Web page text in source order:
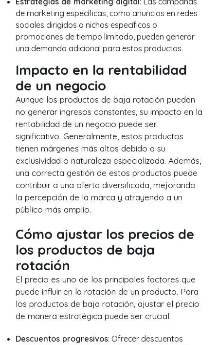
de marketing específicas, como anuncios en redes
sociales dirigidos a nichos específicos o
promociones de tiempo limitado, pueden generar
una demanda adicional para estos productos.
Impacto en la rentabilidad
de un negocio
Aunque los productos de baja rotación pueden
no generar ingresos constantes, su impacto en la
rentabilidad de un negocio puede ser
significativo. Generalmente, estos productos
tienen márgenes más altos debido a su
exclusividad o naturaleza especializada. Además,
una correcta gestión de estos productos puede
contribuir a una oferta diversificada, mejorando
la percepción de la marca y atrayendo a un
público más amplio.
Cómo ajustar los precios de
los productos de baja
rotación
El precio es uno de los principales factores que
puede influir en la rotación de un producto. Para
los productos de baja rotación, ajustar el precio
de manera estratégica puede ser crucial:
Descuentos progresivos: Ofrecer descuentos